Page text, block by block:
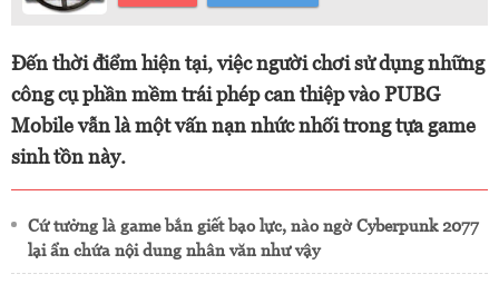
Đến thời điểm hiện tại, việc người chơi sử dụng những
công cụ phần mềm trái phép can thiệp vào PUBG
Mobile vẫn là một vấn nạn nhức nhối trong tựa game
sinh tồn này.
Cứ tưởng là game bắn giết bạo lực, nào ngờ Cyberpunk 2077
lại ẩn chứa nội dung nhân văn như vậy